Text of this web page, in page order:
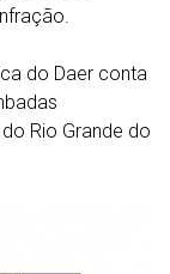
do Daer conta
Rio Grande do